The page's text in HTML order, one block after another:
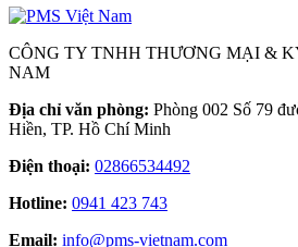
CÔNG TY TNHH THƯƠNG MẠI &
NAM
Địa chỉ văn phòng: Phòng 002 Số 79
Hiền, TP. Hồ Chí Minh
Điện thoại: 02866534492
Hotline: 0941 423 743
Email: info@pms-vietnam.com